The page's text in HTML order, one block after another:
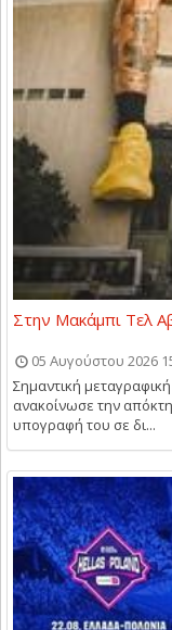
Στην Μακάμπι Τελ
05 Αυγούστου 2026
Σημαντική
ανακοίνωσε την
υπογραφή του σε δι...